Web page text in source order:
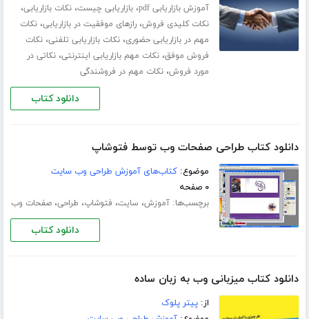
آموزش بازاریابی pdf ،بازاریابی چیست،نکات بازاریابی،
نکات کلیدی فروش،رازهای موفقیت در بازاریابی،نکات
مهم در بازاریابی حضوری،نکات بازاریابی تلفنی،نکات
فروش موفق،نکات مهم بازاریابی اینترنتی،نکاتی در
مورد فروش،نکات مهم در فروشندگی
دانلود کتاب
دانلود کتاب طراحی صفحات وب توسط فتوشاپ
موضوع:کتاب‌های آموزش طراحی وب سایت
۰ صفحه
برچسب‌ها:آموزش، سایت، فتوشاپ، طراحی،صفحات وب
دانلود کتاب
دانلود کتاب میزبانی وب به زبان ساده
از:پیتر پلوک